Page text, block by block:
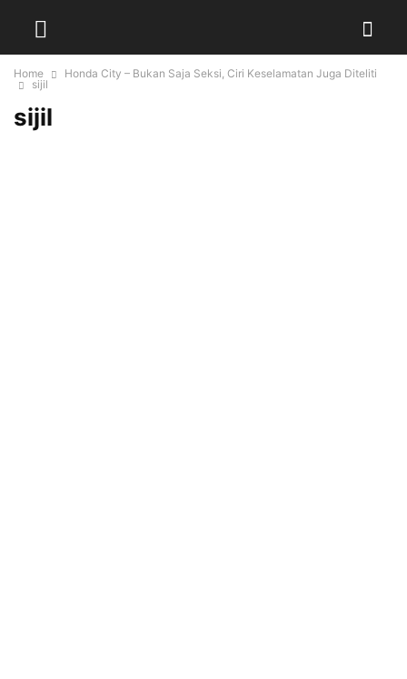
Home
Honda City – Bukan Saja Seksi, Ciri Keselamatan Juga Diteliti
sijil
sijil